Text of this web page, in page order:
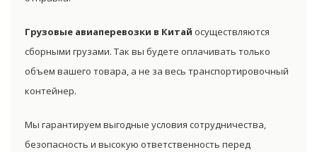
Грузовые авиаперевозки в Китай осуществляются
сборными грузами. Так вы будете оплачивать только
объем вашего товара, а не за весь транспортировочный
контейнер.
Мы гарантируем выгодные условия сотрудничества,
безопасность и высокую ответственность перед